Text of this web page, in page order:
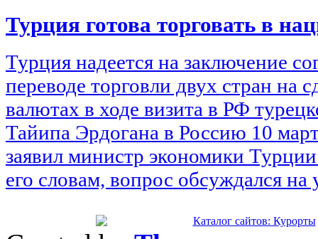
Турция готова торговать в
Турция надеется на заключение
переводе торговли двух стран на
валютах в ходе визита в РФ
Тайипа Эрдогана в Россию 10
заявил министр экономики
его словам, вопрос обсуждался на